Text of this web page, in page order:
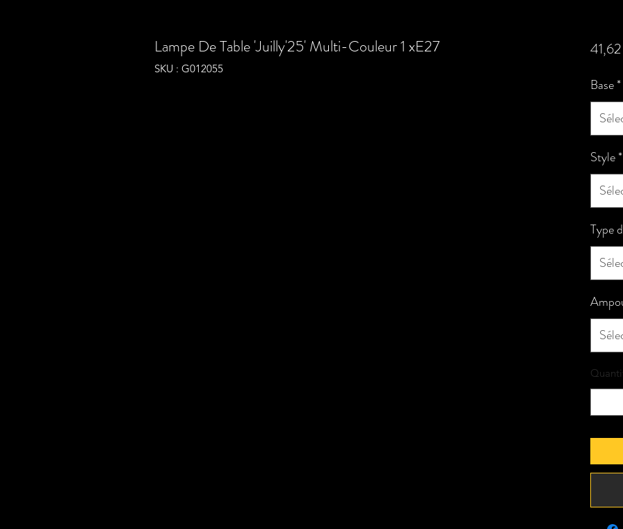
Lampe De Table 'Juilly'25' Multi-Couleur 1 xE27
SKU : G012055
Base*
Style*
Type